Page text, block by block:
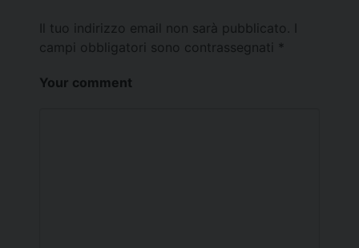
Il tuo indirizzo email non sarà pubblicato.
campi obbligatori sono contrassegnati *
Your comment